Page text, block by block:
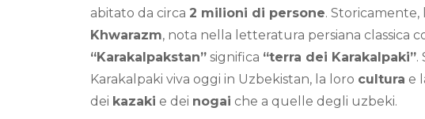
abitato da circa 2 milioni di persone. Storicamente,
Khwarazm, nota nella letteratura persiana classica
“Karakalpakstan” significa “terra dei Karakalpaki”.
Karakalpaki viva oggi in Uzbekistan, la loro cultura e
dei kazaki e dei nogai che a quelle degli uzbeki.